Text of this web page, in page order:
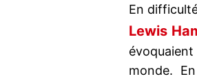
En
Lewis
monde.